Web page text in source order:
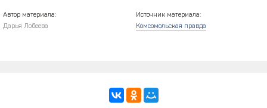
Автор материала:
Дарья Лобеева
Источник материала:
Комсомольская правда